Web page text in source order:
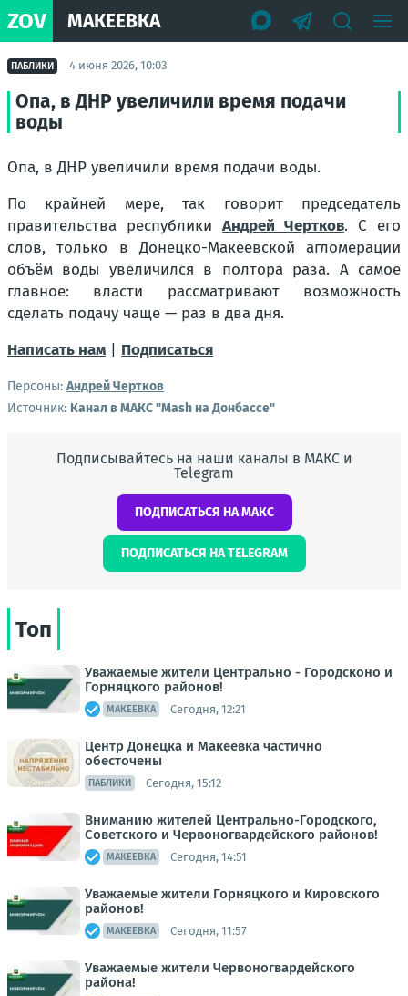
ZOV МАКЕЕВКА
ПАБЛИКИ 4 июня 2026, 10:03
Опа, в ДНР увеличили время подачи
воды
Опа, в ДНР увеличили время подачи воды.
По крайней мере, так говорит председатель
правительства республики Андрей Чертков. С его
слов, только в Донецко-Макеевской агломерации
объём воды увеличился в полтора раза. А самое
главное: власти рассматривают возможность
сделать подачу чаще — раз в два дня.
Написать нам
Подписаться
Персоны: Андрей Чертков
Источник: Канал в МАКС "Mash на Донбассе"
Подписывайтесь на наши каналы в МАКС и
Telegram
ПОДПИСАТЬСЯ НА МАКС
ПОДПИСАТЬСЯ НА TELEGRAM
Топ
Уважаемые жители Центрально - Городсконо и
Горняцкого районов!
МАКЕЕВКА Сегодня, 12:21
Центр Донецка и Макеевка частично
обесточены
ПАБЛИКИ Сегодня, 15:12
Вниманию жителей Центрально-Городского,
Советского и Червоногвардейского районов!
МАКЕЕВКА Сегодня, 14:51
Уважаемые жители Горняцкого и Кировского
районов!
МАКЕЕВКА Сегодня, 11:57
Уважаемые жители Червоногвардейского
района!